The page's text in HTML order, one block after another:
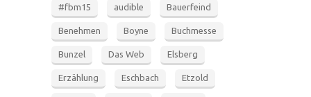
#fbm15 audible Bauerfeind
Benehmen Boyne Buchmesse
Bunzel Das Web Elsberg
Erzählung Eschbach Etzold